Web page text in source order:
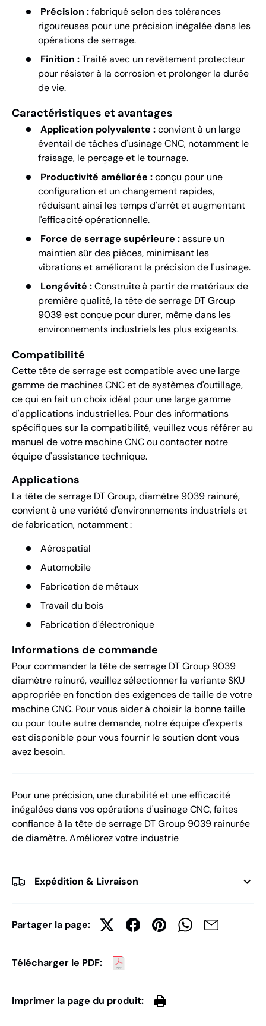
Précision :fabriqué selon des tolérances
rigoureuses pour une précision inégalée dans les
opérations de serrage.
Finition :Traité avec un revêtement protecteur
pour résister à la corrosion et prolonger la durée
de vie.
Caractéristiques et avantages
Application polyvalente :convient à un large
éventail de tâches d'usinage CNC, notamment le
fraisage, le perçage et le tournage.
Productivité améliorée :conçu pour une
configuration et un changement rapides,
réduisant ainsi les temps d'arrêt et augmentant
l'efficacité opérationnelle.
Force de serrage supérieure :assure un
maintien sûr des pièces, minimisant les
vibrations et améliorant la précision de l'usinage.
Longévité :Construite à partir de matériaux de
première qualité, la tête de serrage DT Group
9039 est conçue pour durer, même dans les
environnements industriels les plus exigeants.
Compatibilité
Cette tête de serrage est compatible avec une large
gamme de machines CNC et de systèmes d'outillage,
ce qui en fait un choix idéal pour une large gamme
d'applications industrielles. Pour des informations
spécifiques sur la compatibilité, veuillez vous référer au
manuel de votre machine CNC ou contacter notre
équipe d'assistance technique.
Applications
La tête de serrage DT Group, diamètre 9039 rainuré,
convient à une variété d'environnements industriels et
de fabrication, notamment :
Aérospatial
Automobile
Fabrication de métaux
Travail du bois
Fabrication d'électronique
Informations de commande
Pour commander la tête de serrage DT Group 9039
diamètre rainuré, veuillez sélectionner la variante SKU
appropriée en fonction des exigences de taille de votre
machine CNC. Pour vous aider à choisir la bonne taille
ou pour toute autre demande, notre équipe d'experts
est disponible pour vous fournir le soutien dont vous
avez besoin.
Pour une précision, une durabilité et une efficacité
inégalées dans vos opérations d'usinage CNC, faites
confiance à la tête de serrage DT Group 9039 rainurée
de diamètre. Améliorez votre industrie
Expédition & Livraison
Partager la page:
Télécharger le PDF:
Imprimer la page du produit: